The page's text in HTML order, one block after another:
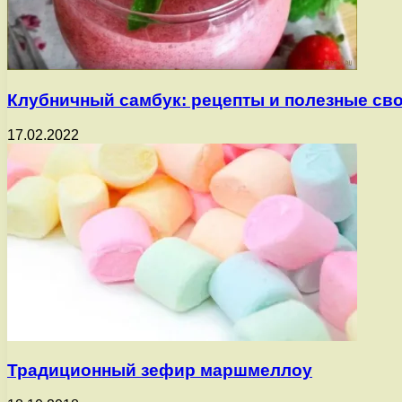
Клубничный самбук: рецепты и полезные
17.02.2022
Традиционный зефир маршмеллоу